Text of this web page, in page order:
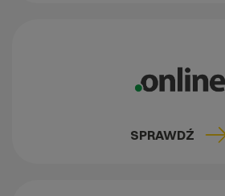
SPRAWDŹ